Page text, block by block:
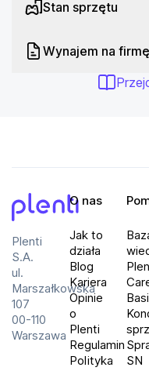
Stan sprzętu
Wynajem na firmę
Plenti
S.A.
ul.
Marszałkowska
107
00-110
Warszawa
O nas
Jak to
działa
Blog
Kariera
Opinie
o
Plenti
Regulamin
Polityka
SN